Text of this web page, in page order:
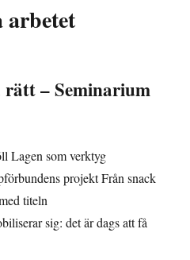
arbetet
– Seminarium
Lagen som verktyg
projekt Från snack
titeln
sig: det är dags att få